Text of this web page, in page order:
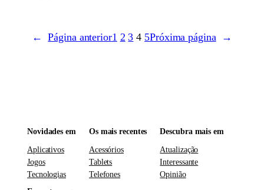
← Página anterior1 2 3 4 5Próxima página →
Novidades em
Aplicativos
Jogos
Tecnologias
Os mais recentes
Acessórios
Tablets
Telefones
Descubra mais em
Atualização
Interessante
Opinião